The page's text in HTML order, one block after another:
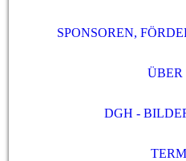
SPONSOREN,
ÜBER
DGH -